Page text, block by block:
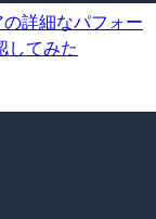
詳細なパフォー
してみた